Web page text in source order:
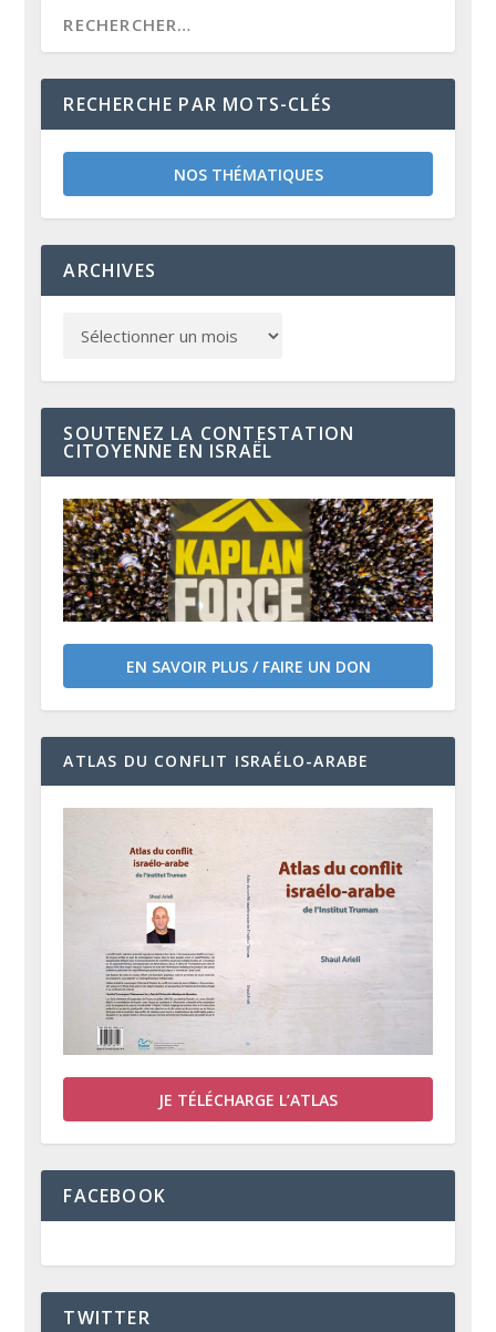
RECHERCHE PAR MOTS-CLÉS
NOS THÉMATIQUES
ARCHIVES
SOUTENEZ LA CONTESTATION
CITOYENNE EN ISRAËL
EN SAVOIR PLUS / FAIRE UN DON
ATLAS DU CONFLIT ISRAÉLO-ARABE
JE TÉLÉCHARGE L’ATLAS
FACEBOOK
TWITTER